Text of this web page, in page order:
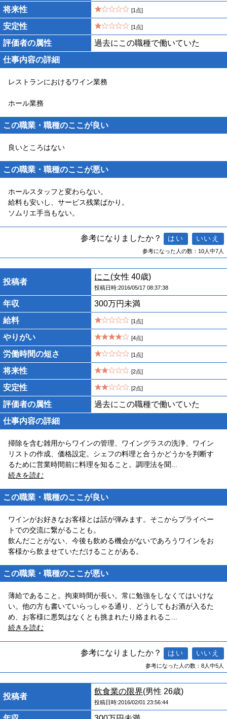
将来性 [1点]
安定性 [1点]
評価者の属性
過去にこの職種で働いていた
仕事内容の詳細
レストランにおけるワイン業務
ホール業務
この職業・職種のここが良い
良いところはない
この職業・職種のここが悪い
ホールスタッフと変わらない。
給料も安いし、サービス残業ばかり。
ソムリエ手当もない。
参考になりましたか？
参考になった人の数：10人中7人
投稿者
にこ (女性 40歳)
投稿日時:2016/05/17 08:37:38
年収
300万円未満
給料
[1点]
やりがい [4点]
労働時間の短さ [1点]
将来性 [2点]
安定性 [2点]
評価者の属性
過去にこの職種で働いていた
仕事内容の詳細
掃除を含む雑用からワインの管理、ワイングラスの洗浄、ワイン
リストの作成、価格設定。シェフの料理と合うかどうかを判断す
るために営業時間前に料理を知ること。調理法を聞
続きを読む
この職業・職種のここが良い
ワインがお好きなお客様とは話が弾みます。そこからプライベー
トでの交流に繋がることも。
飲んだことがない、今後も飲める機会がないであろうワインをお
客様から飲ませていただけることがある。
この職業・職種のここが悪い
薄給であること。拘束時間が長い。常に勉強をしなくてはいけな
い。他の方も書いていらっしゃる通り、どうしてもお酒が入るた
め、お客様に悪気はなくとも挑まれたり絡まれるこ
続きを読む
参考になりましたか？
参考になった人の数：8人中5人
投稿者
飲食業の限界(男性 26歳)
投稿日時:2016/02/01 23:56:44